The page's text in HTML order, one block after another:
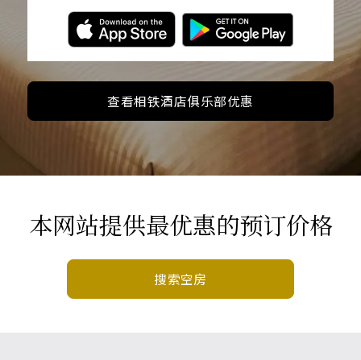
查看相铁酒店俱乐部优惠
本网站提供最优惠的预订价格
搜索空房